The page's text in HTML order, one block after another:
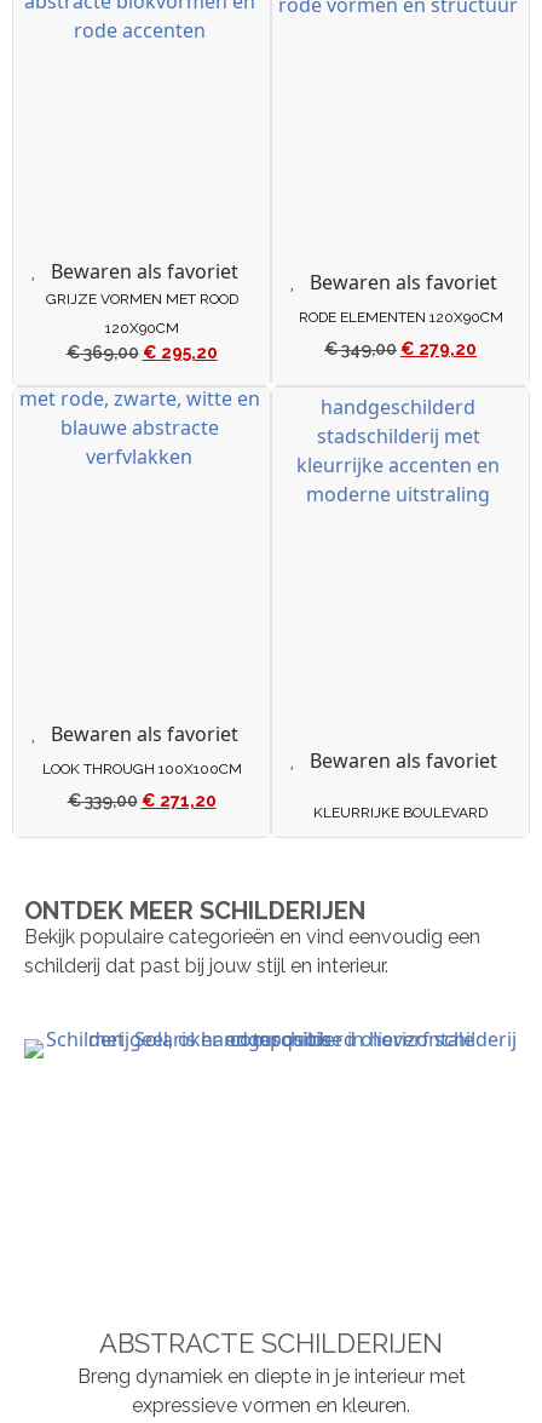
Bewaren als favoriet
GRIJZE VORMEN MET ROOD
120X90CM
€369,00 € 295,20
Bewaren als favoriet
RODE ELEMENTEN 120X90CM
€349,00 € 279,20
Bewaren als favoriet
LOOK THROUGH 100X100CM
€339,00 € 271,20
Bewaren als favoriet
KLEURRIJKE BOULEVARD
ONTDEK MEER SCHILDERIJEN
Bekijk populaire categorieën en vind eenvoudig een
schilderij dat past bij jouw stijl en interieur.
ABSTRACTE SCHILDERIJEN
Breng dynamiek en diepte in je interieur met
expressieve vormen en kleuren.